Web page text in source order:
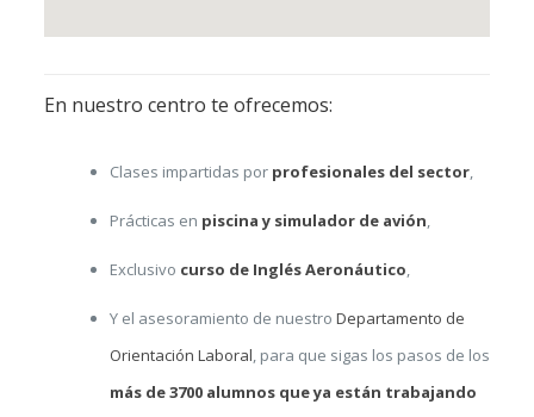
En nuestro centro te ofrecemos:
Clases impartidas por profesionales del sector,
Prácticas en piscina y simulador de avión,
Exclusivo curso de Inglés Aeronáutico,
Y el asesoramiento de nuestro Departamento de
Orientación Laboral, para que sigas los pasos de los
más de 3700 alumnos que ya están trabajando